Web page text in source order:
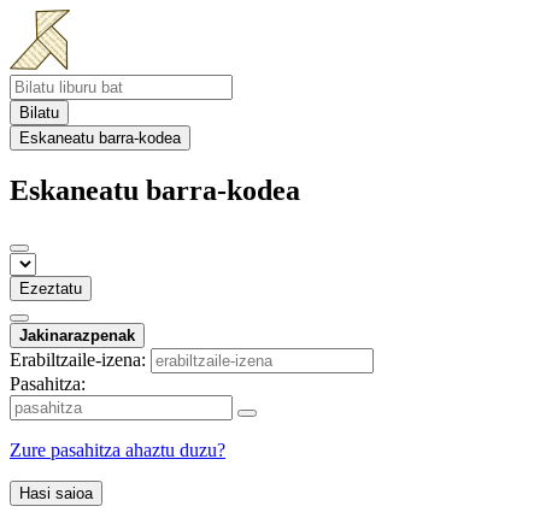
Bilatu
Eskaneatu barra-kodea
Eskaneatu barra-kodea
Ezeztatu
Jakinarazpenak
Erabiltzaile-izena:
Pasahitza:
Zure pasahitza ahaztu duzu?
Hasi saioa